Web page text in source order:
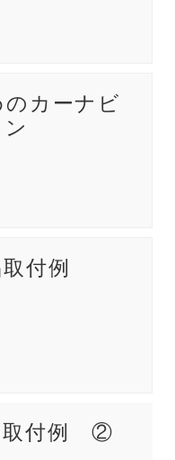
カーナビ
付例
取付例 ②